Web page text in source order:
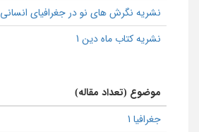
نشریه نگرش های نو در جغرافیای انسانی 1
نشریه کتاب ماه دین 1
موضوع (تعداد مقاله)
جغرافیا 1